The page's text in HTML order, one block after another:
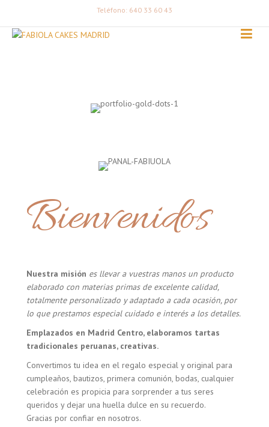
Teléfono: 640 33 60 43
Bienvenidos
Nuestra misión es llevar a vuestras manos un producto
elaborado con materias primas de excelente calidad,
totalmente personalizado y adaptado a cada ocasión, por
lo que prestamos especial cuidado e interés a los detalles.
Emplazados en Madrid Centro, elaboramos tartas
tradicionales peruanas, creativas.
Convertimos tu idea en el regalo especial y original para
cumpleaños, bautizos, primera comunión, bodas, cualquier
celebración es propicia para sorprender a tus seres
queridos y dejar una huella dulce en su recuerdo.
Gracias por confiar en nosotros.